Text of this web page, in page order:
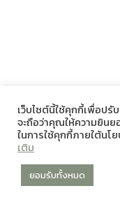
เว็บไซต์นี้ใช้คุกกี้เพื่อปรั
จะถือว่าคุณให้ความยินย
ในการใช้คุกกี้ภายใต้นโ
เติม
ยอมรับทั้งหมด